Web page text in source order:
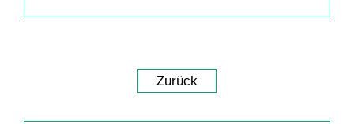
Zurück